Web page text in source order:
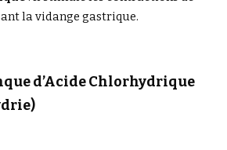
la vidange gastrique.
d’Acide Chlorhydrique